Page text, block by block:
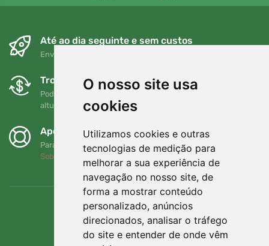
O nosso site usa
cookies
Utilizamos cookies e outras
tecnologias de medição para
melhorar a sua experiência de
navegação no nosso site, de
forma a mostrar conteúdo
personalizado, anúncios
direcionados, analisar o tráfego
do site e entender de onde vêm
Até ao dia seguinte e sem custos
Envio gratuito para encomendas superiores a 80 EUR
Trocas e devoluções gratuitas
Pode devolver ou trocar a sua encomenda em qualquer
altura no prazo de 90 dias
Apoiamos a Trees.org
Para cada encomenda plantamos uma árvore! Leia mais
Sobre nós